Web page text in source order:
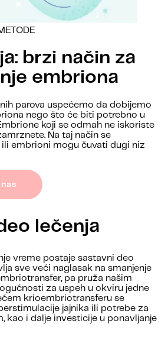
brzi način za
embriona
parova uspećemo da dobijemo
nego što će biti potrebno u
koji se odmah ne iskoriste
Na taj način se
embrioni mogu čuvati dugi niz
lečenja
vreme postaje sastavni deo
sve veći naglasak na smanjenje
pa pruža našim
za uspeh u okviru jedne
krioembriotransferu se
jajnika ili potrebe za
kao i dalje investicije u ponavljanje